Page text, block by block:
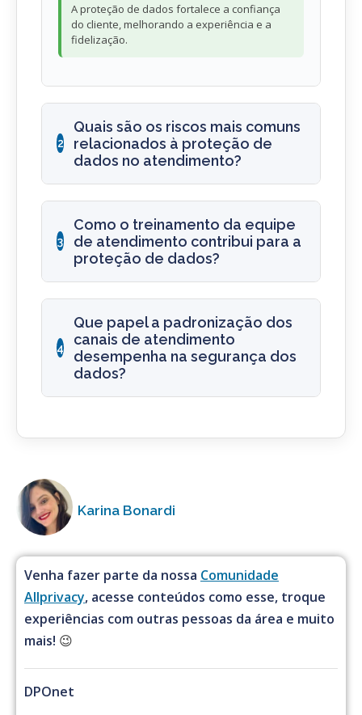
A proteção de dados fortalece a confiança
do cliente, melhorando a experiência e a
fidelização.
2
Quais são os riscos mais comuns
relacionados à proteção de
dados no atendimento?
3
Como o treinamento da equipe
de atendimento contribui para a
proteção de dados?
4
Que papel a padronização dos
canais de atendimento
desempenha na segurança dos
dados?
Karina Bonardi
Venha fazer parte da nossa Comunidade
Allprivacy, acesse conteúdos como esse, troque
experiências com outras pessoas da área e muito
mais! 😉
DPOnet